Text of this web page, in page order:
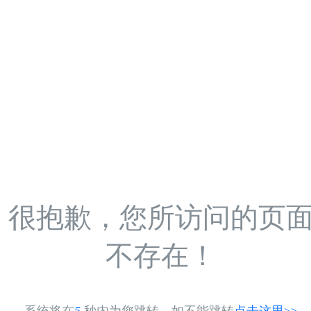
很抱歉，您所访问的页
不存在！